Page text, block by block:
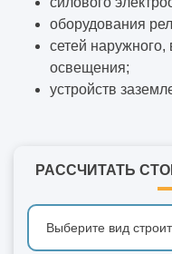
оборудования
сетей наружного,
освещения;
устройств
РАССЧИТАТЬ